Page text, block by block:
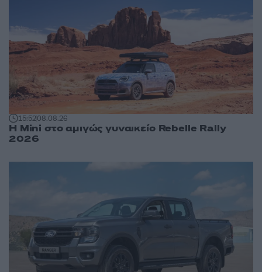
15:5208.08.26
Η Mini στο αμιγώς γυναικείο Rebelle Rally
2026